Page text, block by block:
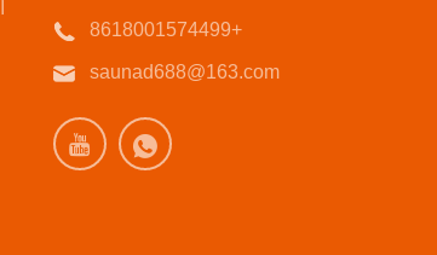
+8618001574499
saunad688@163.com